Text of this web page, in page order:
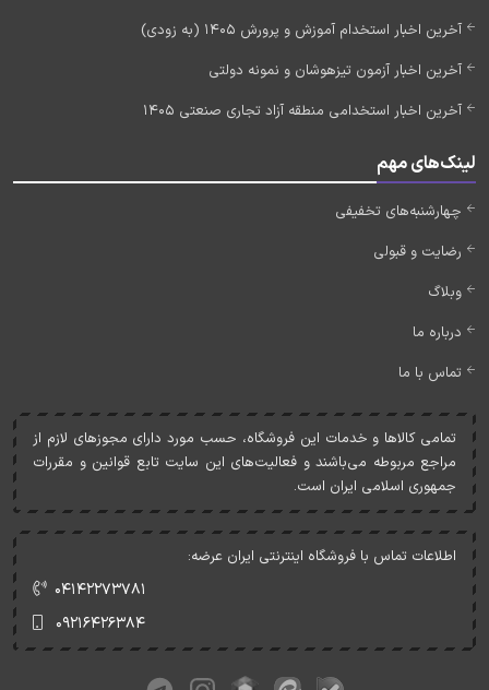
آخرین اخبار استخدام آموزش و پرورش 1405 (به زودی)
آخرین اخبار آزمون تیزهوشان و نمونه دولتی
آخرین اخبار استخدامی منطقه آزاد تجاری صنعتی 1405
لینک‌های مهم
چهارشنبه‌های تخفیفی
رضایت و قبولی
وبلاگ
درباره ما
تماس با ما
تمامی کالاها و خدمات اين فروشگاه، حسب مورد دارای مجوزهای لازم از
مراجع مربوطه می‌باشند و فعاليت‌های اين سايت تابع قوانين و مقررات
جمهوری اسلامی ايران است.
اطلاعات تماس با فروشگاه اینترنتی ایران عرضه:
۰۴۱۴۲۲۷۳۷۸۱
۰۹۲۱۶۴۲۶۳۸۴